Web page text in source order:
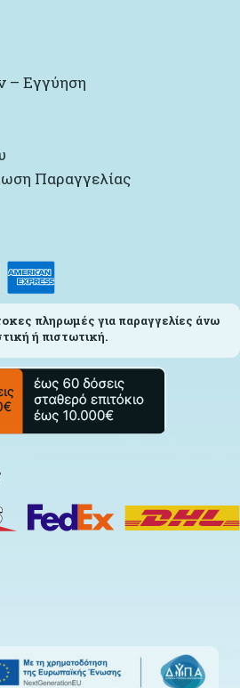
– Εγγύηση
Παραγγελίας
πληρωμές για παραγγελίες άνω
ή πιστωτική.